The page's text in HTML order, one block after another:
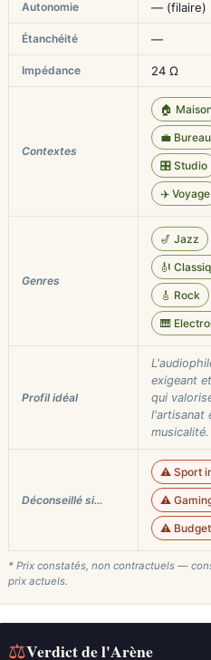
Autonomie — (filaire)
Étanchéité —
Impédance 24 Ω
Contextes
🏠
💼 Bureau
🎛️ Studio
✈️ Voyage
Genres
🎷 Jazz
🎻
🎸 Rock
🎹
Profil idéal
exigeant
qui
l'artisanat
musicalité.
Déconseillé si…
⚠️ Sport
⚠️
⚠️
* Prix constatés, non contractuels —
prix actuels.
⚖Verdict de l'Arène